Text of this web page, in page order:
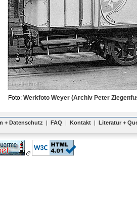
Foto: Werkfoto Weyer (Archiv Peter
+ Datenschutz | FAQ | Kontakt | Literatur +